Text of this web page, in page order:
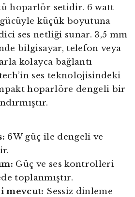
hoparlör setidir. 6 watt
gücüyle küçük boyutuna
ses netliği sunar. 3,5 mm
bilgisayar, telefon veya
kolayca bağlantı
ses teknolojisindeki
hoparlöre dengeli bir
6W güç ile dengeli ve
Güç ve ses kontrolleri
toplanmıştır.
mevcut: Sessiz dinleme